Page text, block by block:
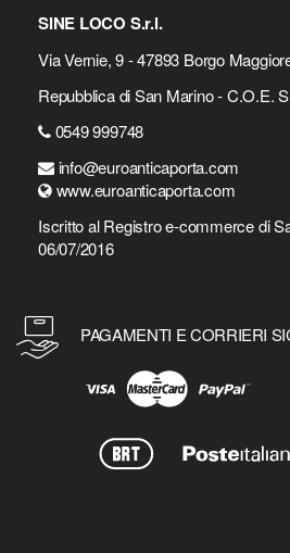
SINE LOCO S.r.l.
Via Vernie, 9 - 47893 Borgo
Repubblica di San Marino - C.O.E.
0549 999748
info@euroanticaporta.com
www.euroanticaporta.com
Iscritto al Registro e-commerce di
06/07/2016
PAGAMENTI E CORRIERI